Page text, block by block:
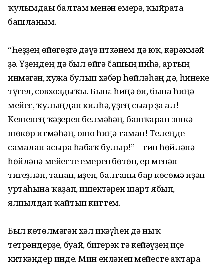
ҡулымдағы балтам менән емерә, ҡыйрата
башланым.
“Һеҙҙең өйөгөҙгә дәғүә иткәнем дә юҡ, кәрәкмәй
ҙә. Үҙеңдең дә был өйгә башың инһә, артың
инмәгән, хужа булып хәбәр һөйләһәң дә, һинеке
түгел, совхоздыҡы. Бына һиңә өй, бына һиңә
мейес, ҡулыңдан килһә, үҙең сығар ҙа ал!
Кешенең ҡәҙерен белмәһәң, башҡарған эшкә
шөкөр итмәһәң, ошо һиңә таман! Телеңде
самалап асырға һабаҡ булыр!” – тип һөйләнә-
һөйләнә мейесте емереп бөтөп, ер менән
тигеҙләп, тапап, иҙеп, балтаны бар көсөмә иҙән
уртаһына ҡаҙап, ишектәрен шарт ябып,
ялпылдап ҡайтып киттем.
Был көтөлмәгән хәл икәүһен дә ныҡ
тетрәндерҙе, буғай, бигерәк тә кейәүҙең иҫе
киткәндер инде. Мин енләнеп мейесте аҡтара